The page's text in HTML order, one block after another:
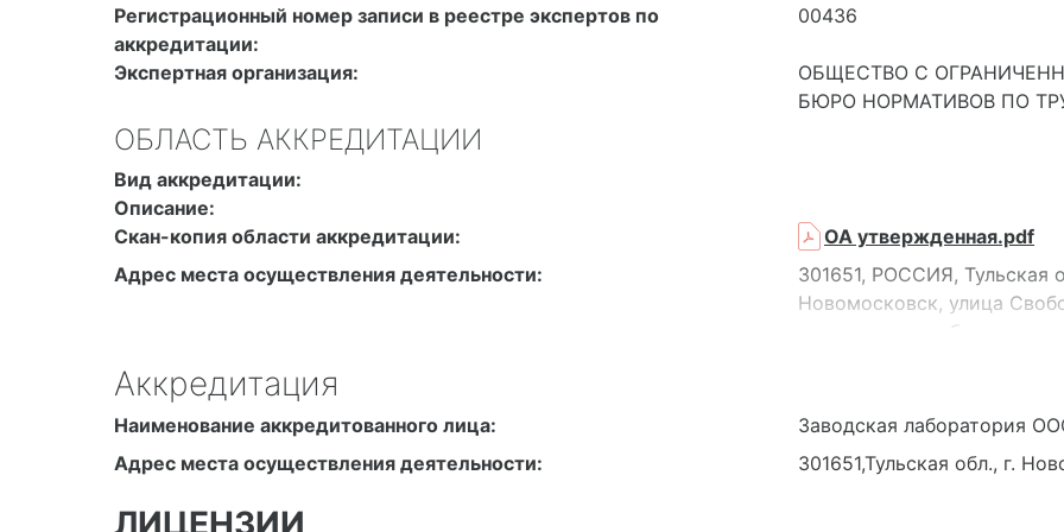
Регистрационный номер записи в реестре экспертов по
аккредитации:
00436
Экспертная организация:
ОБЩЕСТВО С
БЮРО НОРМАТИВОВ ПО
ОБЛАСТЬ АККРЕДИТАЦИИ
Вид аккредитации:
Описание:
Скан-копия области аккредитации:
ОА утвержденная.pdf
Адрес места осуществления деятельности:
301651, РОССИЯ, Тульская
Новомосковск, улица
здание- корпус бытовых
Новомосковск, улица
3, помещение №7 (Архив),
неотъемлемой частью
Аккредитация
Наименование аккредитованного лица:
Заводская лаборатория
Адрес места осуществления деятельности:
301651,Тульская обл., г.